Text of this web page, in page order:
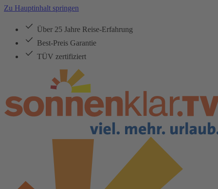
Zu Hauptinhalt springen
Über 25 Jahre Reise-Erfahrung
Best-Preis Garantie
TÜV zertifiziert